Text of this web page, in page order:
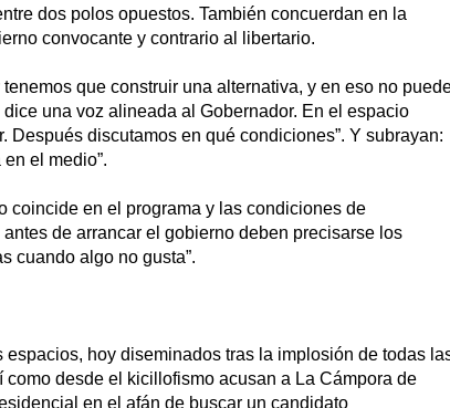
dos polos opuestos. También concuerdan en la
convocante y contrario al libertario.
que construir una alternativa, y en eso no
una voz alineada al Gobernador. En el espacio
Después discutamos en qué condiciones”. Y subrayan:
el medio”.
coincide en el programa y las condiciones de
de arrancar el gobierno deben precisarse los
cuando algo no gusta”.
hoy diseminados tras la implosión de todas
desde el kicillofismo acusan a La Cámpora de
en el afán de buscar un candidato